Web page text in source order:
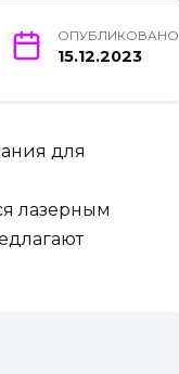
ОПУБЛИКОВАНО
15.12.2023
для
лазерным